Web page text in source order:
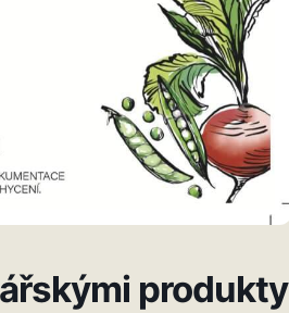
produkty